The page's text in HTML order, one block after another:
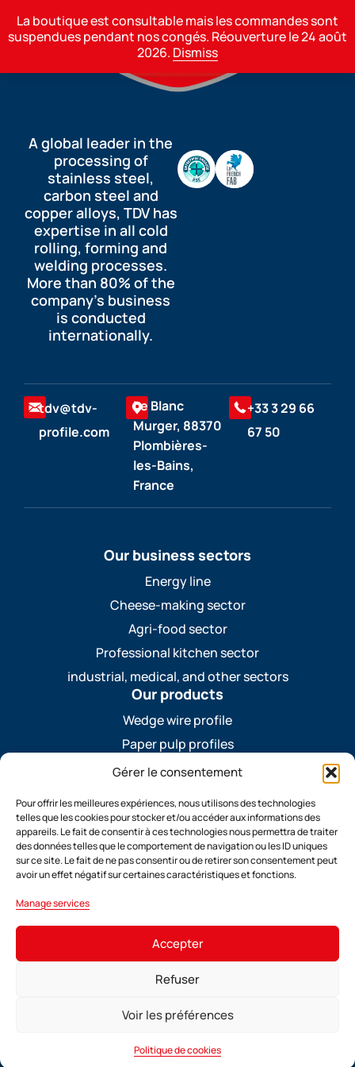
Gérer le consentement
Pour offrir les meilleures expériences, nous utilisons des technologies
telles que les cookies pour stocker et/ou accéder aux informations des
appareils. Le fait de consentir à ces technologies nous permettra de traiter
des données telles que le comportement de navigation ou les ID uniques
sur ce site. Le fait de ne pas consentir ou de retirer son consentement peut
avoir un effet négatif sur certaines caractéristiques et fonctions.
Manage services
Accepter
Refuser
Voir les préférences
Politique de cookies
La boutique est consultable mais les commandes sont
suspendues pendant nos congés. Réouverture le 24 août
2026. Dismiss
0
Sectors
A global leader in the
processing of
stainless steel,
carbon steel and
copper alloys, TDV has
expertise in all cold
rolling, forming and
welding processes.
More than 80% of the
company’s business
is conducted
internationally.
tdv@tdv-
profile.com
Le Blanc
Murger, 88370
Plombières-
les-Bains,
France
+33 3 29 66
67 50
Our business sectors
Energy line
Cheese-making sector
Agri-food sector
Professional kitchen sector
industrial, medical, and other sectors
Our products
Wedge wire profile
Paper pulp profiles
Standard profiles
Photovoltaic ribbon
Ventilation spacers
Ventilation sheet
Useful pages
Who we are
Legal notices
The TDV Profile Blog
Lézards Création